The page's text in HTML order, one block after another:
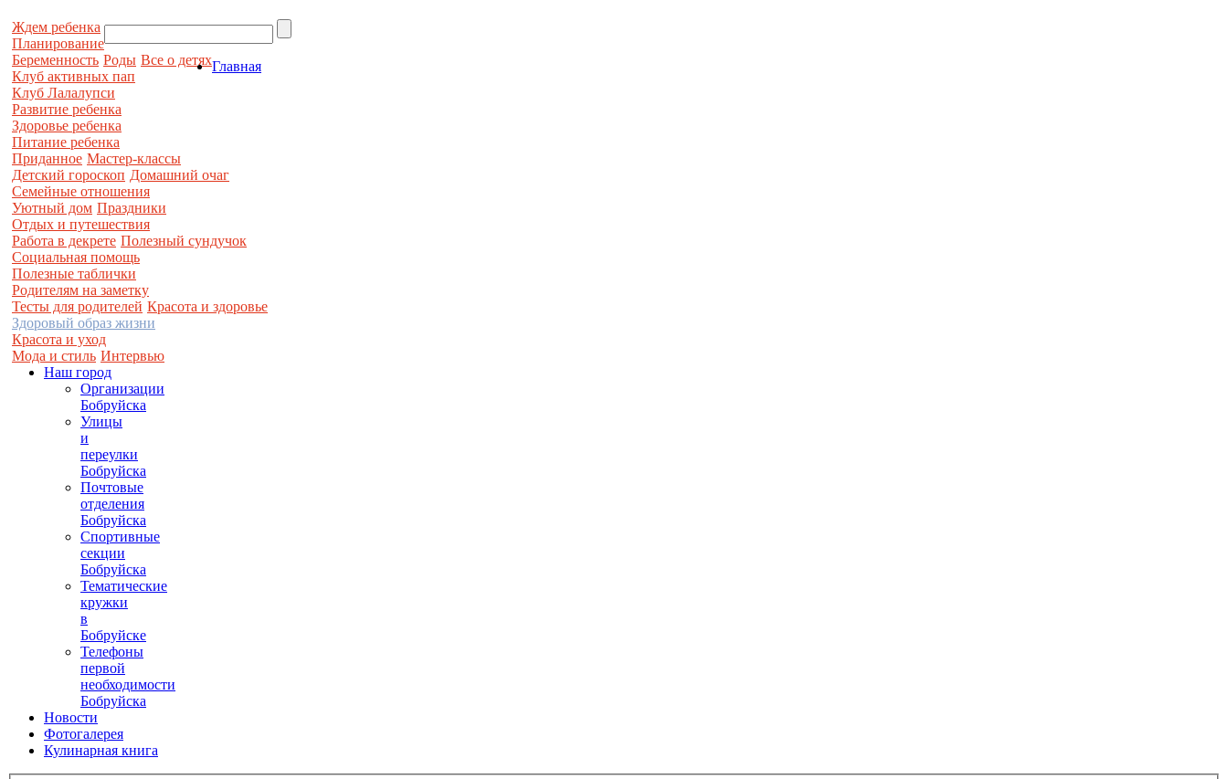
Ждем ребенка
Планирование
Беременность Роды Все о детях
Клуб активных пап
Клуб Лалалупси
Развитие ребенка
Здоровье ребенка
Питание ребенка
Приданное Мастер-классы
Детский гороскоп Домашний очаг
Семейные отношения
Уютный дом Праздники
Отдых и путешествия
Работа в декрете Полезный сундучок
Социальная помощь
Полезные таблички
Родителям на заметку
Тесты для родителей Красота и здоровье
Здоровый образ жизни
Красота и уход
Мода и стиль Интервью
Главная
Наш город
Организации
Бобруйска
Улицы
и
переулки
Бобруйска
Почтовые
отделения
Бобруйска
Спортивные
секции
Бобруйска
Тематические
кружки
в
Бобруйске
Телефоны
первой
необходимости
Бобруйска
Новости
Фотогалерея
Кулинарная книга